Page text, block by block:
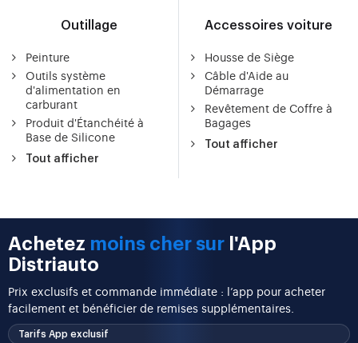
Outillage
Peinture
Outils système
d'alimentation en
carburant
Produit d'Étanchéité à
Base de Silicone
Tout afficher
Accessoires voiture
Housse de Siège
Câble d'Aide au
Démarrage
Revêtement de Coffre à
Bagages
Tout afficher
Achetez moins cher sur l'App
Distriauto
Prix exclusifs et commande immédiate : l’app pour acheter
facilement et bénéficier de remises supplémentaires.
Tarifs App exclusif